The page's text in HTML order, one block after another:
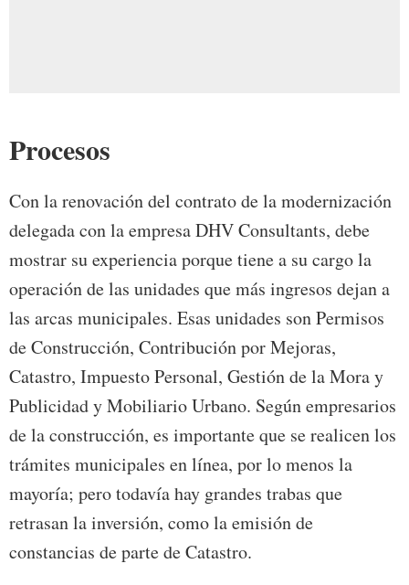
Procesos
Con la renovación del contrato de la modernización
delegada con la empresa DHV Consultants, debe
mostrar su experiencia porque tiene a su cargo la
operación de las unidades que más ingresos dejan a
las arcas municipales. Esas unidades son Permisos
de Construcción, Contribución por Mejoras,
Catastro, Impuesto Personal, Gestión de la Mora y
Publicidad y Mobiliario Urbano. Según empresarios
de la construcción, es importante que se realicen los
trámites municipales en línea, por lo menos la
mayoría; pero todavía hay grandes trabas que
retrasan la inversión, como la emisión de
constancias de parte de Catastro.